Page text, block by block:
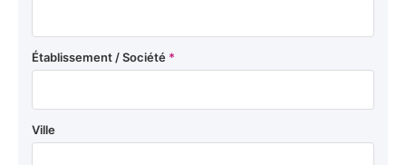
Établissement / Société *
Ville